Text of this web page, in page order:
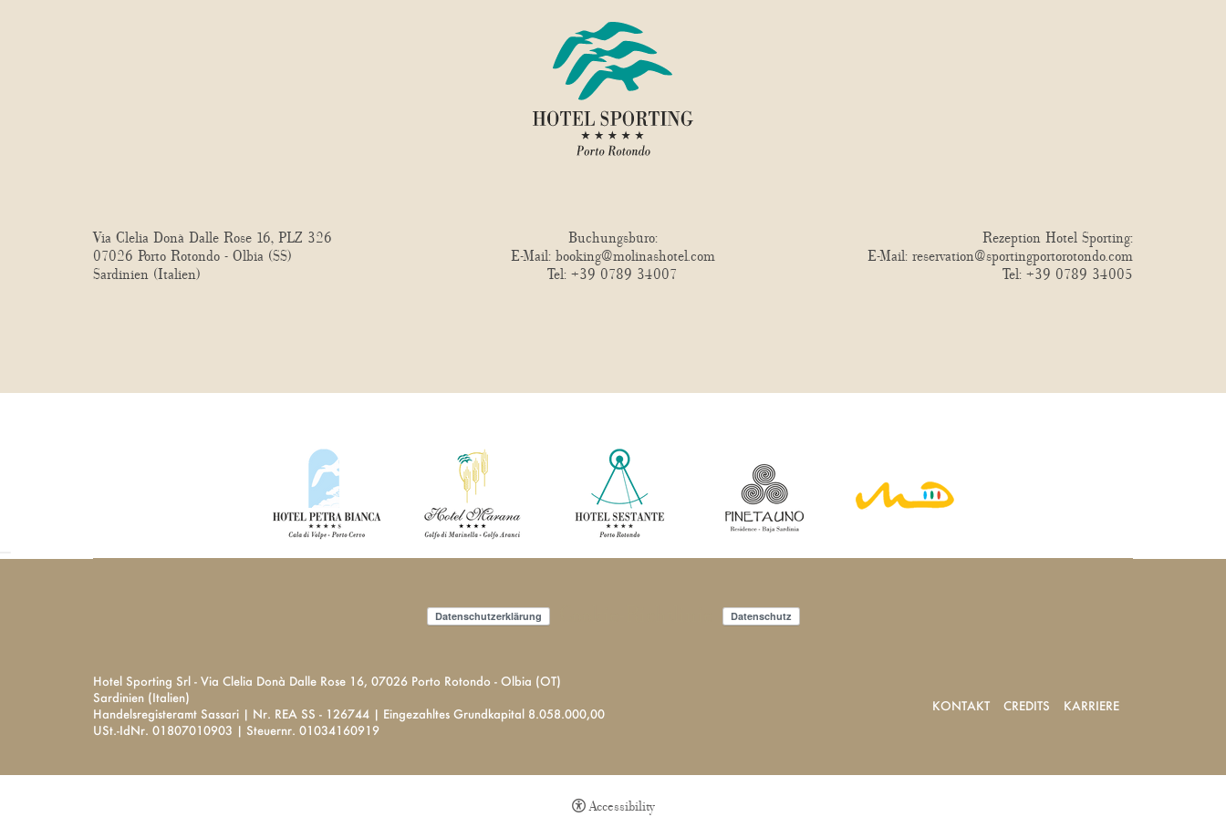
Via Clelia Donà Dalle Rose 16, PLZ 326
07026 Porto Rotondo - Olbia (SS)
Sardinien (Italien)
Buchungsbüro:
E-Mail: booking@molinashotel.com
Tel:+39 0789 34007
Rezeption Hotel Sporting:
E-Mail: reservation@sportingportorotondo.com
Tel: +39 0789 34005
Datenschutzerklärung Datenschutz
Hotel Sporting Srl - Via Clelia Donà Dalle Rose 16, 07026 Porto Rotondo - Olbia (OT)
Sardinien (Italien)
Handelsregisteramt Sassari | Nr. REA SS - 126744 | Eingezahltes Grundkapital 8.058.000,00
USt.-IdNr. 01807010903 | Steuernr. 01034160919
KONTAKT CREDITS KARRIERE
Accessibility